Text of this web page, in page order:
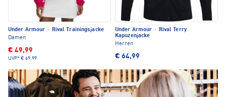
Under Armour ·
Rival Trainingsjacke
Damen
€ 49,99
UVP* € 69,99
Under Armour ·
Rival Terry
Kapuzenjacke
Herren
€ 64,99